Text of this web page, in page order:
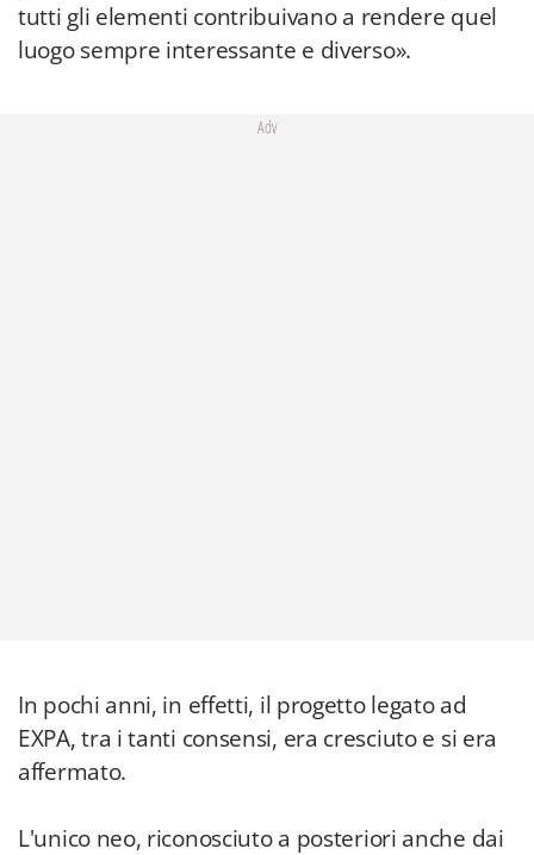
tutti gli elementi contribuivano a rendere quel
luogo sempre interessante e diverso».
Adv
In pochi anni, in effetti, il progetto legato ad
EXPA, tra i tanti consensi, era cresciuto e si era
affermato.
L'unico neo, riconosciuto a posteriori anche dai